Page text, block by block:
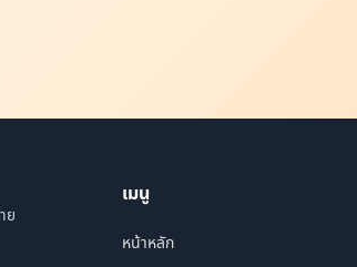
ย
เมนู
หน้าหลัก